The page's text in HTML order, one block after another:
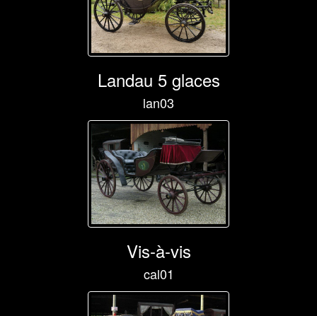
Landau 5 glaces
lan03
Vis-à-vis
cal01